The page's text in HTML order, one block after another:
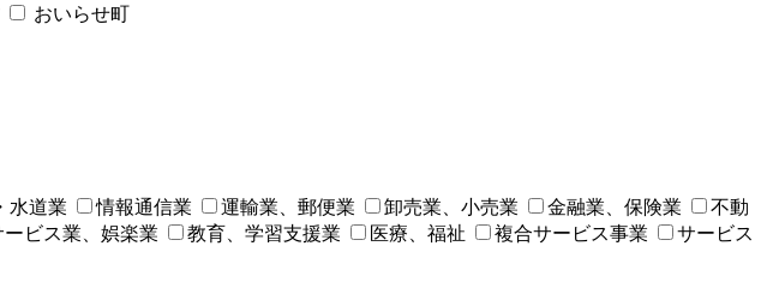
おいらせ町
水道業 情報通信業 運輸業、郵便業 卸売業、小売業 金融業、保険業
不動
ビス業、娯楽業 教育、学習支援業 医療、福祉 複合サービス事業
サービス